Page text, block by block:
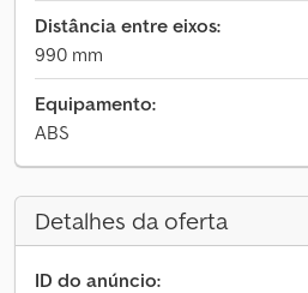
Distância entre eixos:
990 mm
Equipamento:
ABS
Detalhes da oferta
ID do anúncio: